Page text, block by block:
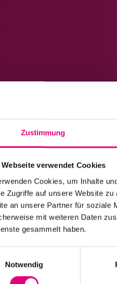
Zustimmung
Webseite verwendet Cookies
Cookies, um Inhalte
Zugriffe auf unsere Website
an unsere Partner für soziale
mit weiteren Daten
gesammelt haben.
Notwendig